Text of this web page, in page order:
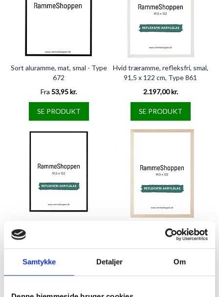
Samtykke Detaljer Om
Sort aluramme, mat, smal - Type
672
Fra 53,95 kr.
SE PRODUKT
Hvid træramme, refleksfri, smal,
91,5 x 122 cm, Type 861
2.197,00 kr.
SE PRODUKT
Sort træramme, refleksfri, smal,
91,5 x 122 cm, Type 841
Birketræsramme, refleksfri,
smal, 91,5 x 122 cm - Type 811